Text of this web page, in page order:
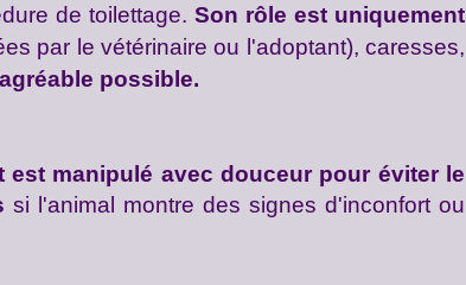
de toilettage.Son rôle est uniquement
par le vétérinaire ou l'adoptant), caresses,
possible.
est manipulé avec douceur pour éviter le
si l'animal montre des signes d'inconfort ou